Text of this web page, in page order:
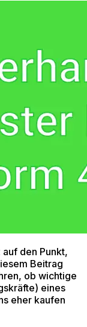
den Punkt,
Beitrag
ob wichtige
eines
eher kaufen